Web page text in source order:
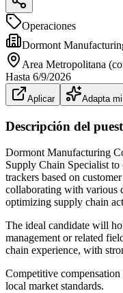
Operaciones
Dormont
Area Metropolitana
Hasta 6/9/2026
Aplicar Adapta
Descripción del
Dormont Manufacturing
Supply Chain Specialist
trackers based on
collaborating with various
optimizing supply chain
The ideal candidate will
management or related
chain experience, with
Competitive
local market standards.